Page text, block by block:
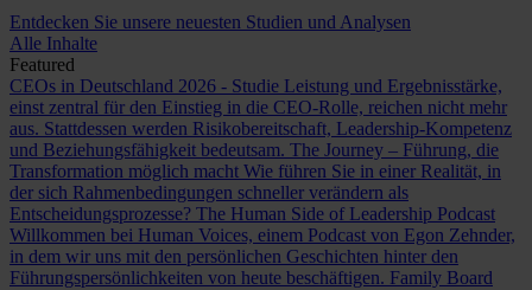
Entdecken Sie unsere neuesten Studien und Analysen
Alle Inhalte
Featured
CEOs in Deutschland 2026 - Studie Leistung und Ergebnisstärke,
einst zentral für den Einstieg in die CEO-Rolle, reichen nicht mehr
aus. Stattdessen werden Risikobereitschaft, Leadership-Kompetenz
und Beziehungsfähigkeit bedeutsam. The Journey – Führung, die
Transformation möglich macht Wie führen Sie in einer Realität, in
der sich Rahmenbedingungen schneller verändern als
Entscheidungsprozesse? The Human Side of Leadership Podcast
Willkommen bei Human Voices, einem Podcast von Egon Zehnder,
in dem wir uns mit den persönlichen Geschichten hinter den
Führungspersönlichkeiten von heute beschäftigen. Family Board